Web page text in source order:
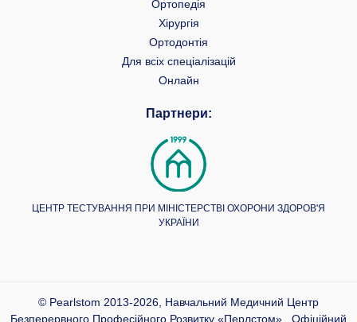
Ортопедія
Хірургія
Ортодонтія
Для всіх спеціалізацій
Онлайн
Партнери:
ЦЕНТР ТЕСТУВАННЯ ПРИ МІНІСТЕРСТВІ ОХОРОНИ ЗДОРОВ'Я
УКРАЇНИ
© Pearlstom 2013-2026, Навчальний Медичний Центр
Безперервного Професійного Розвитку «Перлстом» , Офіційний